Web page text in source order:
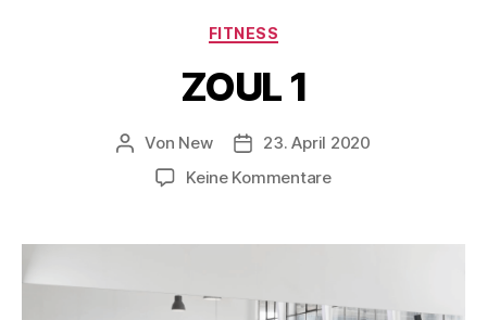
FITNESS
ZOUL 1
Von New
23. April 2020
Keine Kommentare